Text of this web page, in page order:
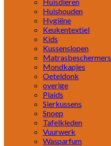
Huishouden
Hygiëne
Keukentextiel
Kids
Kussenslopen
Matrasbeschermers
Mondkapjes
Oeteldonk
overige
Plaids
Sierkussens
Snoep
Tafelkleden
Vuurwerk
Wasparfum